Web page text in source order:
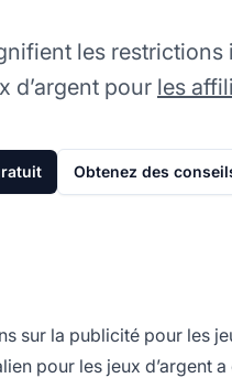
les restrictions
d’argent pour les
Obtenez des
sur la publicité pour les
pour les jeux d’argent